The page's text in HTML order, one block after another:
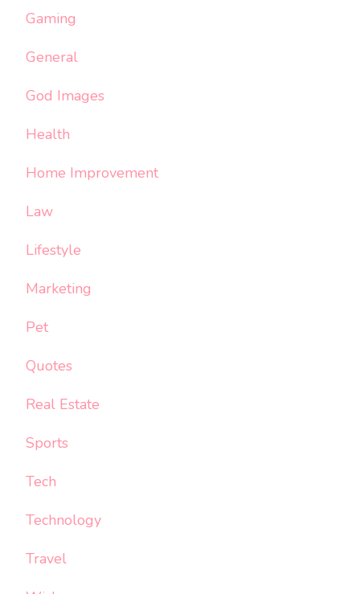
Gaming
General
God Images
Health
Home Improvement
Law
Lifestyle
Marketing
Pet
Quotes
Real Estate
Sports
Tech
Technology
Travel